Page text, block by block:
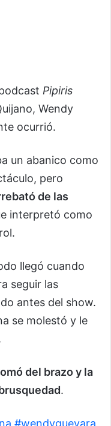
Pipiris
Wendy
ocurrió.
un abanico como
pero
de las
interpretó como
llegó cuando
seguir las
antes del show.
se molestó y le
del brazo y la
.